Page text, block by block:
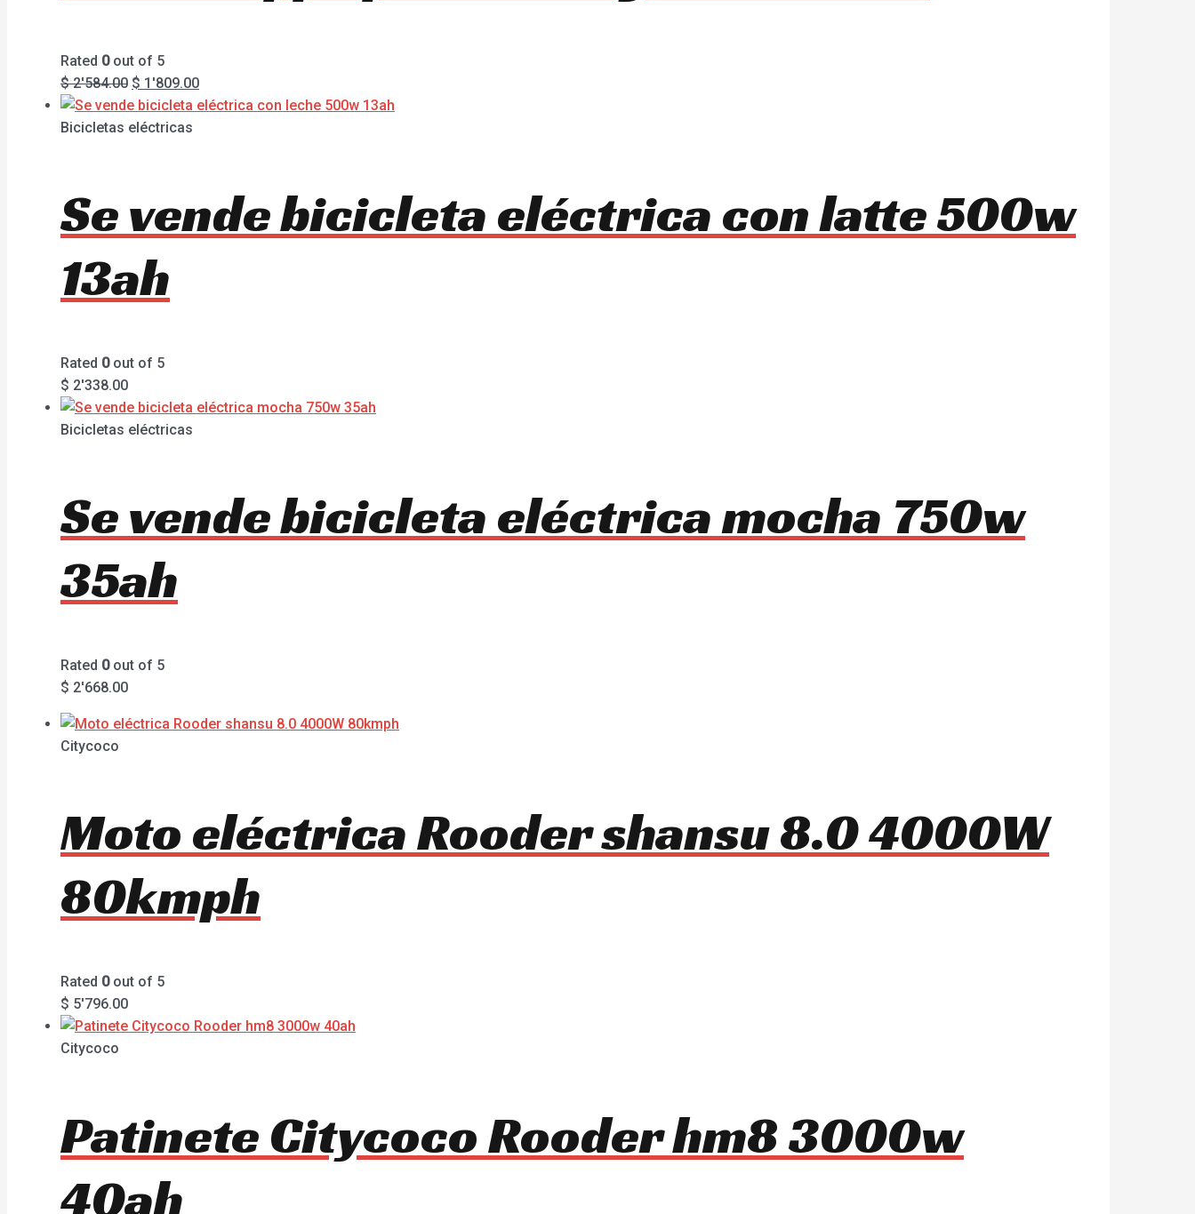
Rated 0out of 5
$2'584.00 $ 1'809.00
Bicicletas eléctricas
Se vende bicicleta eléctrica con latte 500w
13ah
Rated 0out of 5
$ 2'338.00
Bicicletas eléctricas
Se vende bicicleta eléctrica mocha 750w
35ah
Rated 0out of 5
$ 2'668.00
Citycoco
Moto eléctrica Rooder shansu 8.0 4000W
80kmph
Rated 0out of 5
$ 5'796.00
Citycoco
Patinete Citycoco Rooder hm8 3000w
40ah